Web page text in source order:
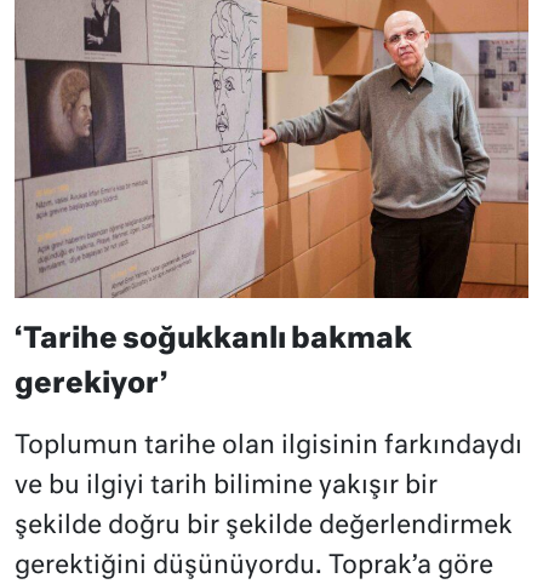
‘Tarihe soğukkanlı bakmak
gerekiyor’
Toplumun tarihe olan ilgisinin farkındaydı
ve bu ilgiyi tarih bilimine yakışır bir
şekilde doğru bir şekilde değerlendirmek
gerektiğini düşünüyordu. Toprak’a göre